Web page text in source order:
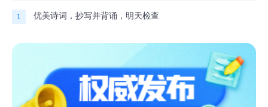
1 优美诗词，抄写并背诵，明天检查